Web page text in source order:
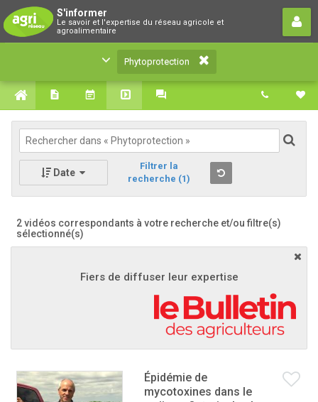
S'informer
Le savoir et l'expertise du réseau agricole et
agroalimentaire
Phytoprotection
Le savoir et l'expertise du réseau agricole et
agroalimentaire
Phytoprotection
Date
Filtrer la
recherche (1)
2 vidéos correspondants à votre recherche et/ou filtre(s)
sélectionné(s)
Fiers de diffuser leur expertise
Épidémie de
mycotoxines dans le